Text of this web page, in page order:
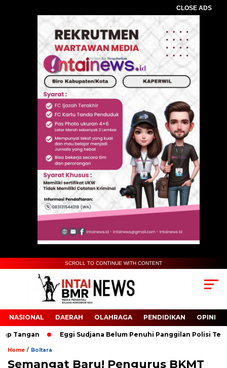
CLOSE ADS
SCROLL TO CONTINUE WITH CONTENT
NASIONAL DAERAH OLAHRAGA PENDIDIKAN OPINI
Tangan Eggi Sudjana Belum Penuhi Panggilan Polisi
Home / Boltara
Semangat Baru! Pengurus BKMT